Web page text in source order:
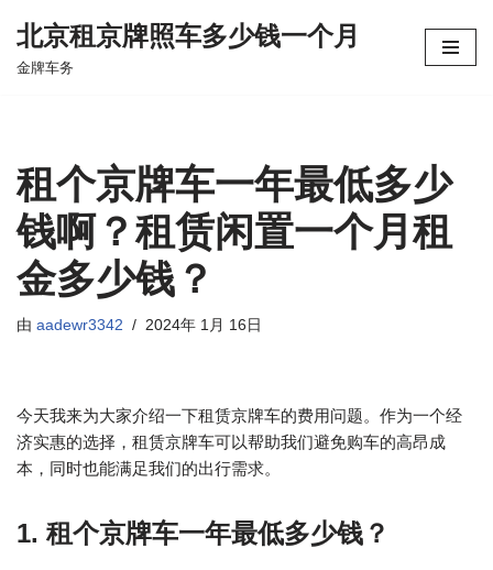
跳
北京租京牌照车多少钱一个月
金牌车务
租个京牌车一年最低多少
钱啊？租赁闲置一个月租
金多少钱？
由 aadewr3342 2024年 1月 16日
今天我来为大家介绍一下租赁京牌车的费用问题。作为一个经
济实惠的选择，租赁京牌车可以帮助我们避免购车的高昂成
本，同时也能满足我们的出行需求。
1. 租个京牌车一年最低多少钱？